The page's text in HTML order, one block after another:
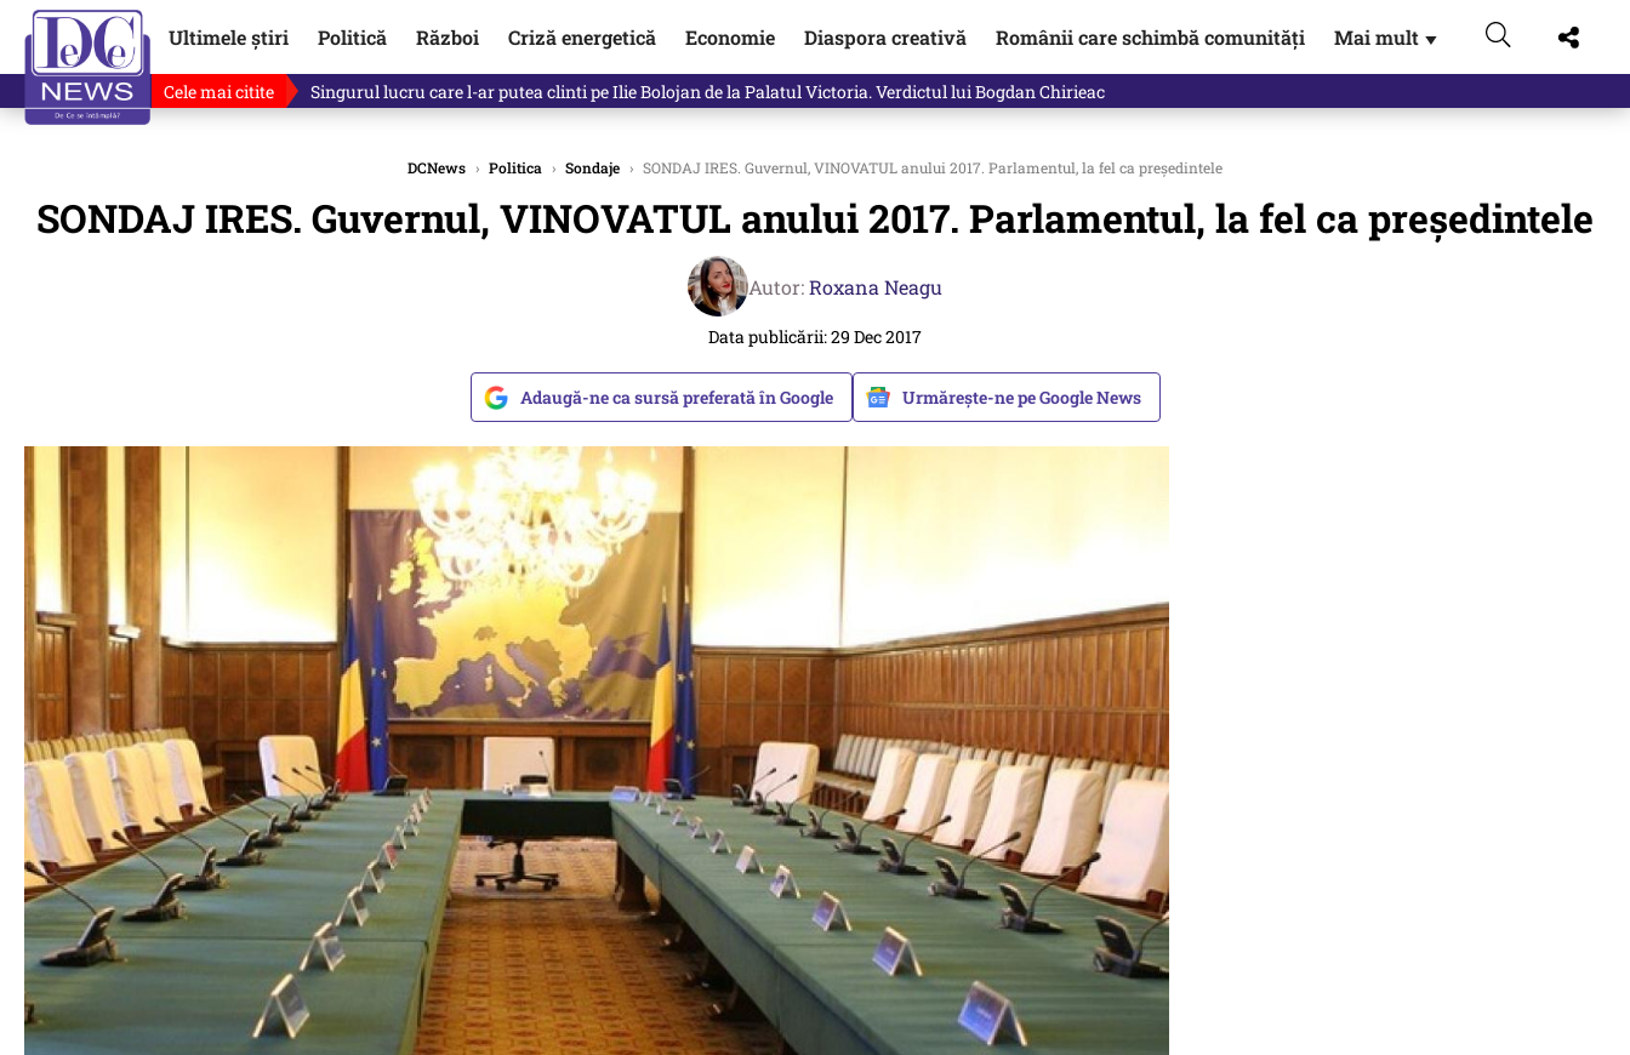
Ultimele știri Politică Război Criză energetică Economie Diaspora creativă Românii care schimbă comunități Mai mult ▼
Cele mai citite Ce se întâmplă cu primul buletin electronic, decizia luată astăzi de Guvern pentru toți românii
DCNews › Politica › Sondaje › SONDAJ IRES. Guvernul, VINOVATUL anului 2017. Parlamentul, la fel ca președintele
SONDAJ IRES. Guvernul, VINOVATUL anului 2017. Parlamentul, la fel ca președintele
Autor:Roxana Neagu
Data publicării: 29 Dec 2017
Adaugă-ne ca sursă preferată în Google Urmărește-ne pe Google News